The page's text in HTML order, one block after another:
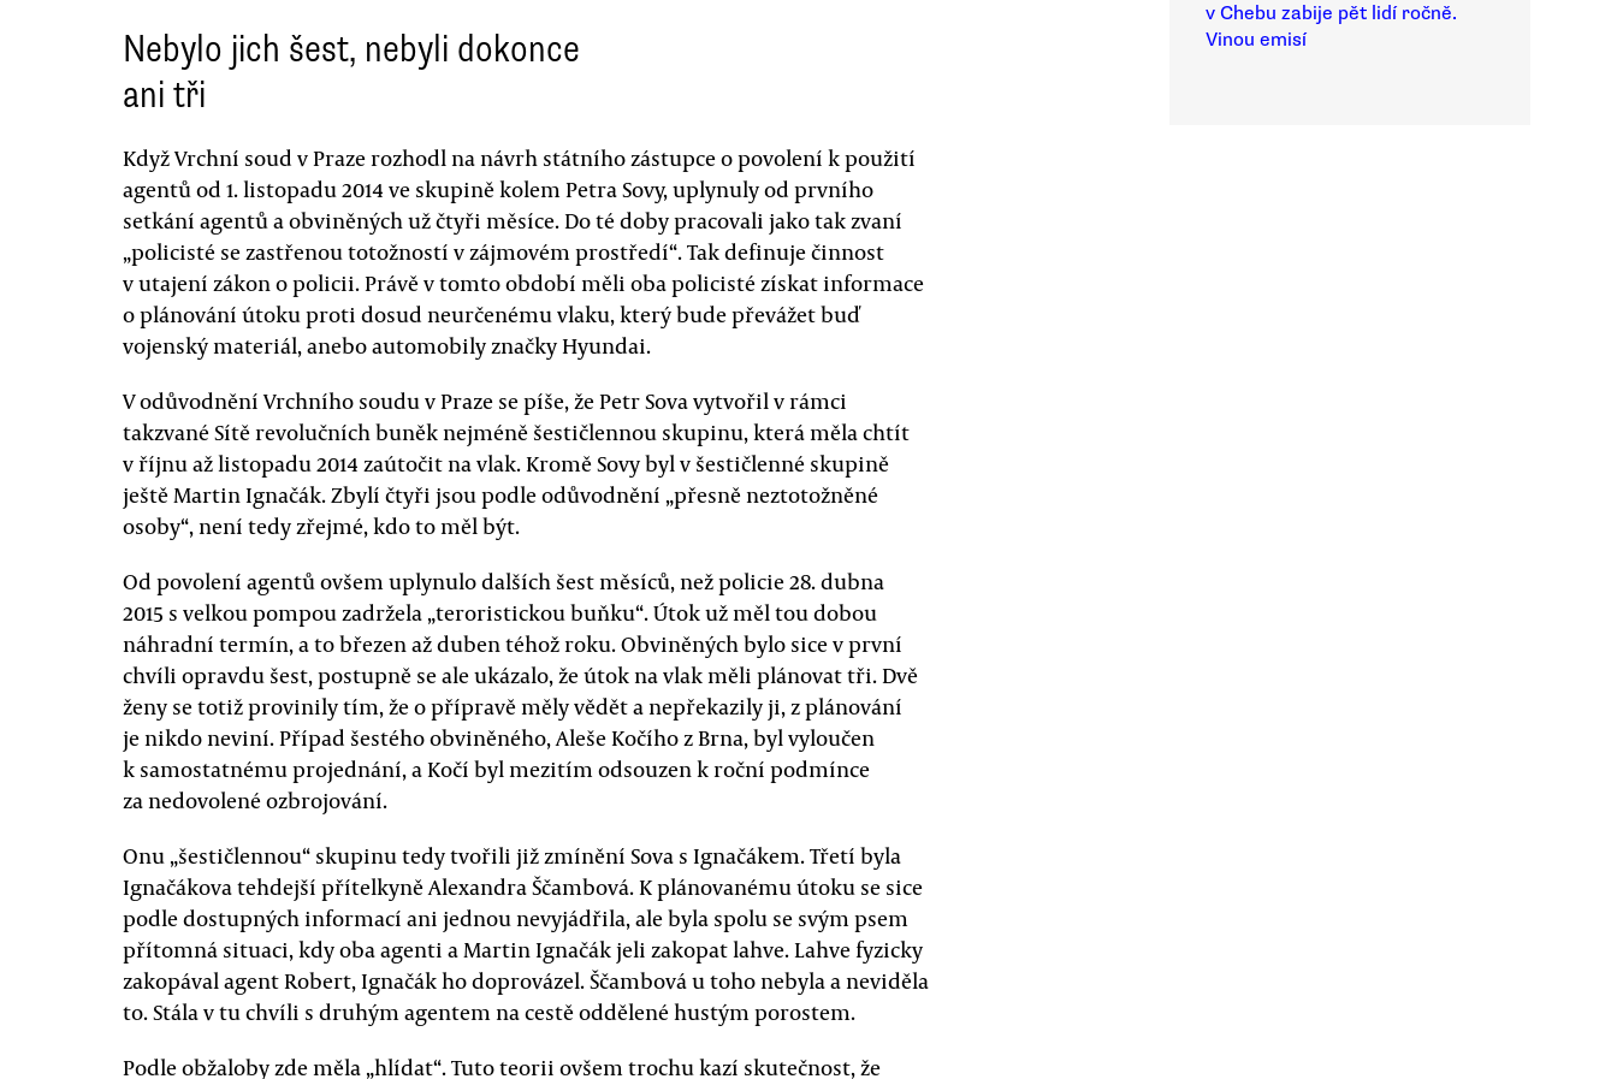
Nebylo jich šest, nebyli dokonce
ani tři
Když Vrchní soud v Praze rozhodl na návrh státního zástupce o povolení k použití
agentů od 1. listopadu 2014 ve skupině kolem Petra Sovy, uplynuly od prvního
setkání agentů a obviněných už čtyři měsíce. Do té doby pracovali jako tak zvaní
„policisté se zastřenou totožností v zájmovém prostředí“. Tak definuje činnost
v utajení zákon o policii. Právě v tomto období měli oba policisté získat informace
o plánování útoku proti dosud neurčenému vlaku, který bude převážet buď
vojenský materiál, anebo automobily značky Hyundai.
V odůvodnění Vrchního soudu v Praze se píše, že Petr Sova vytvořil v rámci
takzvané Sítě revolučních buněk nejméně šestičlennou skupinu, která měla chtít
v říjnu až listopadu 2014 zaútočit na vlak. Kromě Sovy byl v šestičlenné skupině
ještě Martin Ignačák. Zbylí čtyři jsou podle odůvodnění „přesně neztotožněné
osoby“, není tedy zřejmé, kdo to měl být.
Od povolení agentů ovšem uplynulo dalších šest měsíců, než policie 28. dubna
2015 s velkou pompou zadržela „teroristickou buňku“. Útok už měl tou dobou
náhradní termín, a to březen až duben téhož roku. Obviněných bylo sice v první
chvíli opravdu šest, postupně se ale ukázalo, že útok na vlak měli plánovat tři. Dvě
ženy se totiž provinily tím, že o přípravě měly vědět a nepřekazily ji, z plánování
je nikdo neviní. Případ šestého obviněného, Aleše Kočího z Brna, byl vyloučen
k samostatnému projednání, a Kočí byl mezitím odsouzen k roční podmínce
za nedovolené ozbrojování.
Onu „šestičlennou“ skupinu tedy tvořili již zmínění Sova s Ignačákem. Třetí byla
Ignačákova tehdejší přítelkyně Alexandra Ščambová. K plánovanému útoku se sice
podle dostupných informací ani jednou nevyjádřila, ale byla spolu se svým psem
přítomná situaci, kdy oba agenti a Martin Ignačák jeli zakopat lahve. Lahve fyzicky
zakopával agent Robert, Ignačák ho doprovázel. Ščambová u toho nebyla a neviděla
to. Stála v tu chvíli s druhým agentem na cestě oddělené hustým porostem.
Podle obžaloby zde měla „hlídat“. Tuto teorii ovšem trochu kazí skutečnost, že
v Chebu zabije pět lidí ročně.
Vinou emisí